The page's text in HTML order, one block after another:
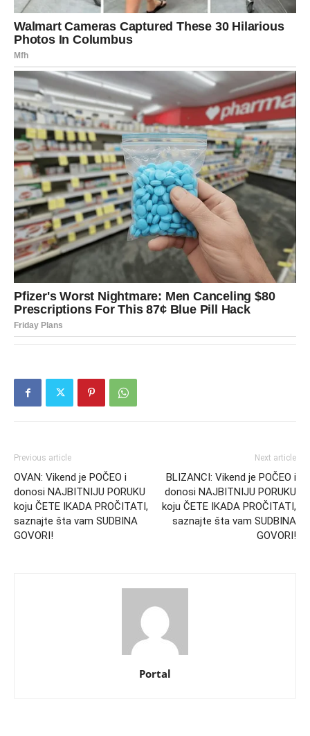
Previous article
OVAN: Vikend je POČEO i
donosi NAJBITNIJU PORUKU
koju ČETE IKADA PROČITATI,
saznajte šta vam SUDBINA
GOVORI!
Next article
BLIZANCI: Vikend je POČEO i
donosi NAJBITNIJU PORUKU
koju ČETE IKADA PROČITATI,
saznajte šta vam SUDBINA
GOVORI!
Portal